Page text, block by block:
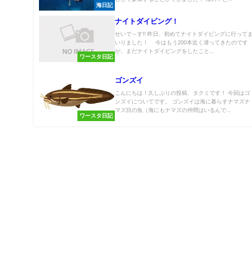
海日記
ワースタ日記
ナイトダイビング！
せいで～す!! 昨日、初めてナイトダイビングに行ってま
いりました！ 今はもう200本近く潜ってきたのです
が、まだナイトダイビングをしたこと...
ワースタ日記
ゴンズイ
こんにちは！久しぶりの投稿、タクミです！ 今回はゴ
ンズイについてです。 ゴンズイは海に暮らすナマズナ
マズ目の魚（海にもナマズの仲間はいるんで...